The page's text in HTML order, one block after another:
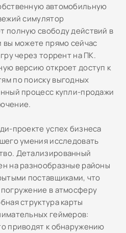
автомобильную
симулятор
полную свободу действий в
можете прямо сейчас
через торрент на ПК.
версию откроет доступ к
по поиску выгодных
процесс купли-продажи
проекте успех бизнеса
умения исследовать
Детализированный
на разнообразные районы
поставщиками, что
в атмосферу
структура карты
геймеров:
приводят к обнаружению